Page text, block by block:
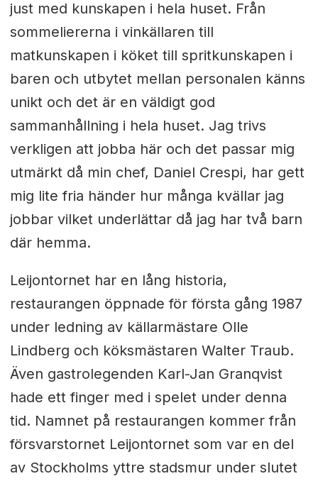
just med kunskapen i hela huset. Från
sommeliererna i vinkällaren till
matkunskapen i köket till spritkunskapen i
baren och utbytet mellan personalen känns
unikt och det är en väldigt god
sammanhållning i hela huset. Jag trivs
verkligen att jobba här och det passar mig
utmärkt då min chef, Daniel Crespi, har gett
mig lite fria händer hur många kvällar jag
jobbar vilket underlättar då jag har två barn
där hemma.
Leijontornet har en lång historia,
restaurangen öppnade för första gång 1987
under ledning av källarmästare Olle
Lindberg och köksmästaren Walter Traub.
Även gastrolegenden Karl-Jan Granqvist
hade ett finger med i spelet under denna
tid. Namnet på restaurangen kommer från
försvarstornet Leijontornet som var en del
av Stockholms yttre stadsmur under slutet